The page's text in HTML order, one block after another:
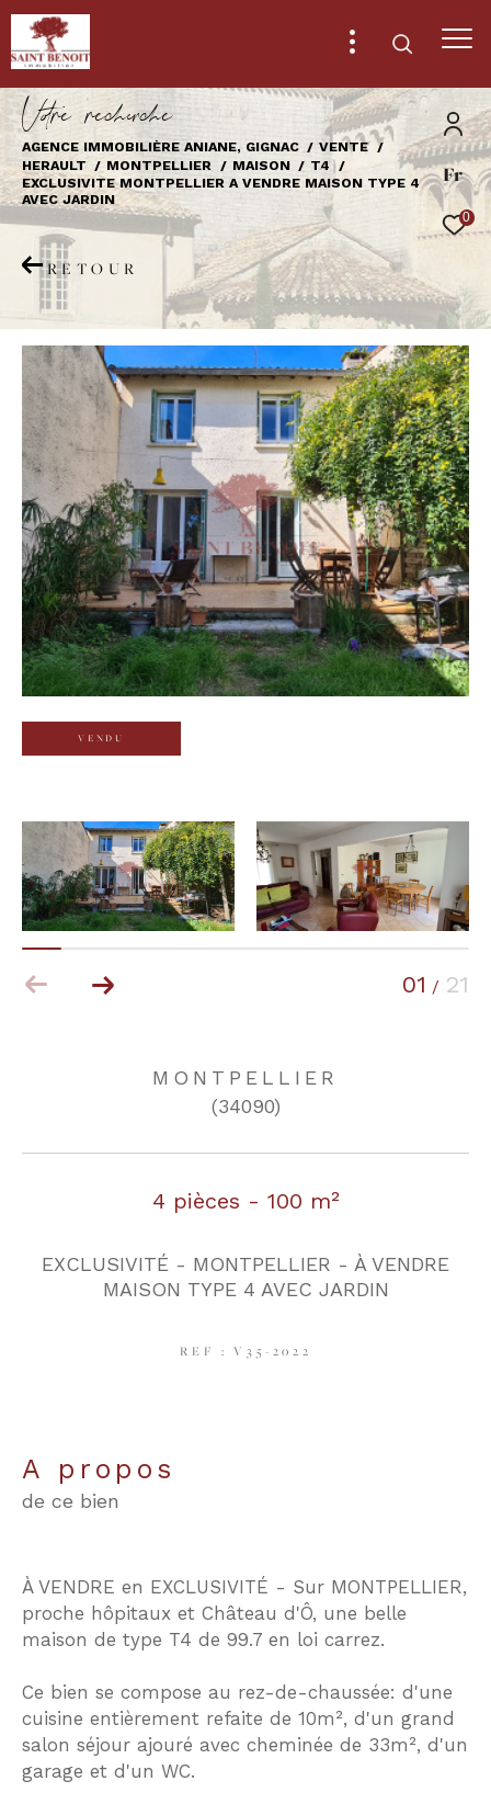
Fr
0
Vore recece
AGENCE IMMOBILIÈRE ANIANE, GIGNAC
VENTE
HERAULT
MONTPELLIER MAISON
T4
EXCLUSIVITE MONTPELLIER A VENDRE MAISON TYPE 4
AVEC JARDIN
RETOUR
VENDU
01 / 21
MONTPELLIER
(34090)
4 pièces - 100 m²
EXCLUSIVITÉ - MONTPELLIER - À VENDRE
MAISON TYPE 4 AVEC JARDIN
REF : V35-2022
a propos
de ce bien
À VENDRE en EXCLUSIVITÉ - Sur MONTPELLIER,
proche hôpitaux et Château d'Ô, une belle
maison de type T4 de 99.7 en loi carrez.
Ce bien se compose au rez-de-chaussée: d'une
cuisine entièrement refaite de 10m², d'un grand
salon séjour ajouré avec cheminée de 33m², d'un
garage et d'un WC.
Effectuer une recherche
et trouver le bien qui correspond à vos
critères
Type
Vente
Type
de
bien
Type de bien
Ville
Budget
Budget
Surface
Surface
Pièces
Référence
AFFINER LES CRITÈRES
TERRASSE PARKING PISCINE
RECHERCHER